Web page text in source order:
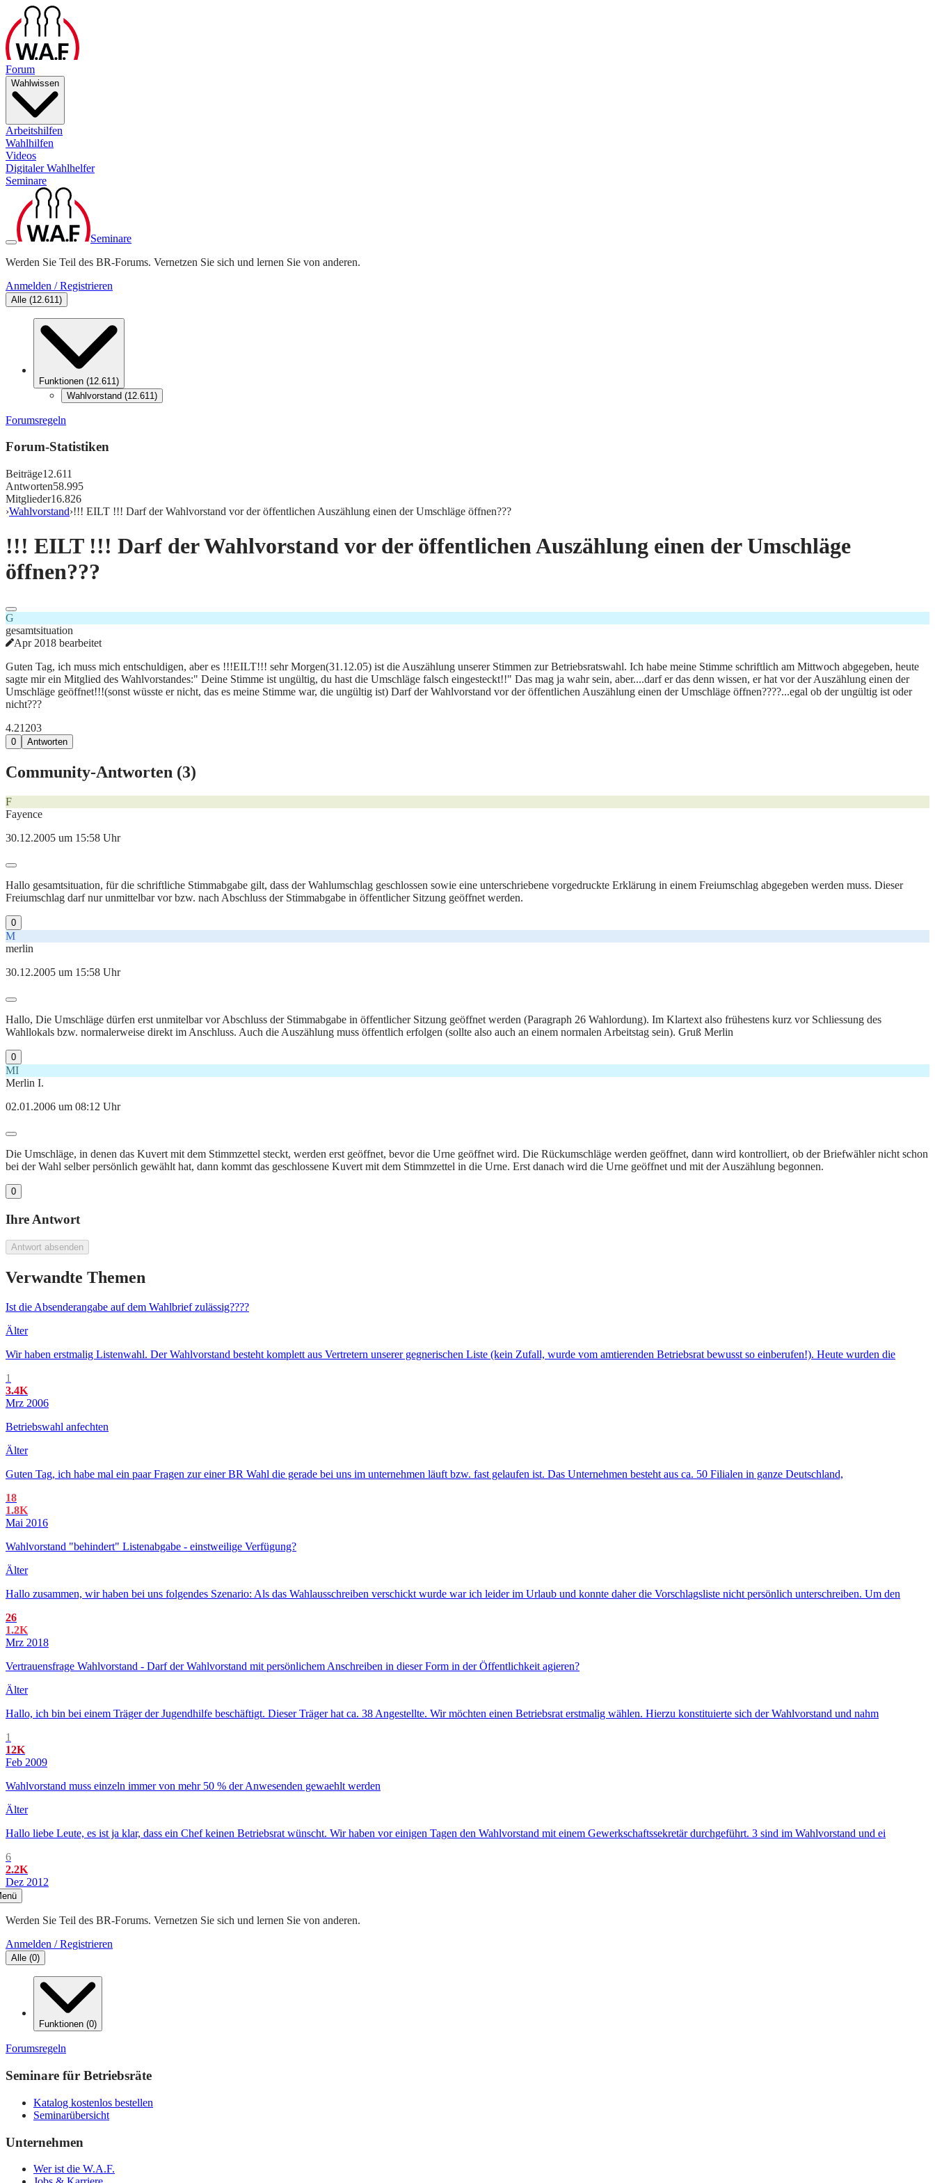
Forum
Wahlwissen
Arbeitshilfen
Wahlhilfen
Videos
Digitaler Wahlhelfer
Seminare
Seminare
Werden Sie Teil des BR-Forums. Vernetzen Sie sich und lernen Sie von anderen.
Anmelden / Registrieren
Alle (12.611)
Funktionen (12.611)
Wahlvorstand (12.611)
Forumsregeln
Forum-Statistiken
Beiträge12.611
Antworten58.995
Mitglieder16.826
›Wahlvorstand›!!! EILT !!! Darf der Wahlvorstand vor der öffentlichen Auszählung einen der Umschläge öffnen???
!!! EILT !!! Darf der Wahlvorstand vor der öffentlichen Auszählung einen der Umschläge
öffnen???
G
gesamtsituation
Apr 2018 bearbeitet
Guten Tag, ich muss mich entschuldigen, aber es !!!EILT!!! sehr Morgen(31.12.05) ist die Auszählung unserer Stimmen zur Betriebsratswahl. Ich habe meine Stimme schriftlich am Mittwoch abgegeben, heute
sagte mir ein Mitglied des Wahlvorstandes:" Deine Stimme ist ungültig, du hast die Umschläge falsch eingesteckt!!" Das mag ja wahr sein, aber....darf er das denn wissen, er hat vor der Auszählung einen der
Umschläge geöffnet!!!(sonst wüsste er nicht, das es meine Stimme war, die ungültig ist) Darf der Wahlvorstand vor der öffentlichen Auszählung einen der Umschläge öffnen????...egal ob der ungültig ist oder
nicht???
4.21203
0 Antworten
Community-Antworten (3)
F
Fayence
30.12.2005 um 15:58 Uhr
Hallo gesamtsituation, für die schriftliche Stimmabgabe gilt, dass der Wahlumschlag geschlossen sowie eine unterschriebene vorgedruckte Erklärung in einem Freiumschlag abgegeben werden muss. Dieser
Freiumschlag darf nur unmittelbar vor bzw. nach Abschluss der Stimmabgabe in öffentlicher Sitzung geöffnet werden.
0
M
merlin
30.12.2005 um 15:58 Uhr
Hallo, Die Umschläge dürfen erst unmitelbar vor Abschluss der Stimmabgabe in öffentlicher Sitzung geöffnet werden (Paragraph 26 Wahlordung). Im Klartext also frühestens kurz vor Schliessung des
Wahllokals bzw. normalerweise direkt im Anschluss. Auch die Auszählung muss öffentlich erfolgen (sollte also auch an einem normalen Arbeitstag sein). Gruß Merlin
0
MI
Merlin I.
02.01.2006 um 08:12 Uhr
Die Umschläge, in denen das Kuvert mit dem Stimmzettel steckt, werden erst geöffnet, bevor die Urne geöffnet wird. Die Rückumschläge werden geöffnet, dann wird kontrolliert, ob der Briefwähler nicht schon
bei der Wahl selber persönlich gewählt hat, dann kommt das geschlossene Kuvert mit dem Stimmzettel in die Urne. Erst danach wird die Urne geöffnet und mit der Auszählung begonnen.
0
Ihre Antwort
Antwort absenden
Verwandte Themen
Ist die Absenderangabe auf dem Wahlbrief zulässig????
Älter
Wir haben erstmalig Listenwahl. Der Wahlvorstand besteht komplett aus Vertretern unserer gegnerischen Liste (kein Zufall, wurde vom amtierenden Betriebsrat bewusst so einberufen!). Heute wurden die
1
3.4K
Mrz 2006
Betriebswahl anfechten
Älter
Guten Tag, ich habe mal ein paar Fragen zur einer BR Wahl die gerade bei uns im unternehmen läuft bzw. fast gelaufen ist. Das Unternehmen besteht aus ca. 50 Filialen in ganze Deutschland,
18
1.8K
Mai 2016
Wahlvorstand "behindert" Listenabgabe - einstweilige Verfügung?
Älter
Hallo zusammen, wir haben bei uns folgendes Szenario: Als das Wahlausschreiben verschickt wurde war ich leider im Urlaub und konnte daher die Vorschlagsliste nicht persönlich unterschreiben. Um den
26
1.2K
Mrz 2018
Vertrauensfrage Wahlvorstand - Darf der Wahlvorstand mit persönlichem Anschreiben in dieser Form in der Öffentlichkeit agieren?
Älter
Hallo, ich bin bei einem Träger der Jugendhilfe beschäftigt. Dieser Träger hat ca. 38 Angestellte. Wir möchten einen Betriebsrat erstmalig wählen. Hierzu konstituierte sich der Wahlvorstand und nahm
1
12K
Feb 2009
Wahlvorstand muss einzeln immer von mehr 50 % der Anwesenden gewaehlt werden
Älter
Hallo liebe Leute, es ist ja klar, dass ein Chef keinen Betriebsrat wünscht. Wir haben vor einigen Tagen den Wahlvorstand mit einem Gewerkschaftssekretär durchgeführt. 3 sind im Wahlvorstand und ei
6
2.2K
Dez 2012
Werden Sie Teil des BR-Forums. Vernetzen Sie sich und lernen Sie von anderen.
Anmelden / Registrieren
Alle (0)
Funktionen (0)
Forumsregeln
Seminare für Betriebsräte
Katalog kostenlos bestellen
Seminarübersicht
Unternehmen
Wer ist die W.A.F.